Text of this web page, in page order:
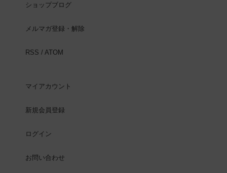
ショップブログ
メルマガ登録・解除
RSS / ATOM
マイアカウント
新規会員登録
ログイン
お問い合わせ